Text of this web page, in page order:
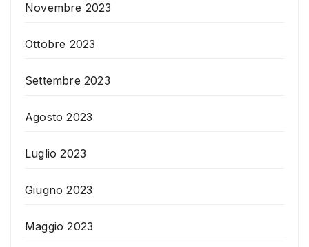
Novembre 2023
Ottobre 2023
Settembre 2023
Agosto 2023
Luglio 2023
Giugno 2023
Maggio 2023